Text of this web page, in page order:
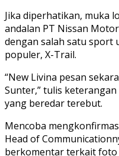
Jika diperhatikan, muka
andalan PT Nissan
dengan salah satu sport
populer, X-Trail.
“New Livina pesan
Sunter,” tulis
yang beredar terebut.
Mencoba
Head of
berkomentar terkait